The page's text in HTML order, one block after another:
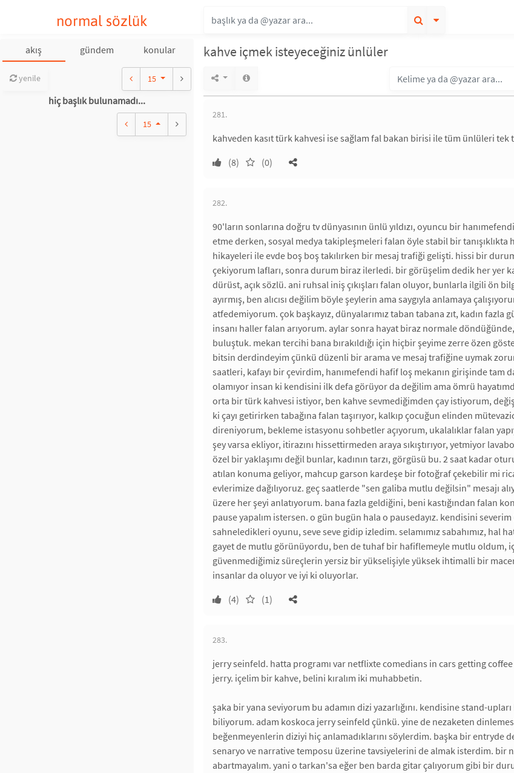
normal sözlük
akış gündem konular
yenile 15
hiç başlık bulunamadı...
15
kahve içmek isteyeceğiniz ünlüler
281.
kahveden kasıt türk kahvesi ise sağlam fal bakan birisi ile tüm ünlüleri
(8)
(0)
282.
90'ların sonlarına doğru tv dünyasının ünlü yıldızı, oyuncu bir
etme derken, sosyal medya takipleşmeleri falan öyle stabil bir
hikayeleri ile evde boş boş takılırken bir mesaj trafiği gelişti. hissi bir
çekiyorum lafları, sonra durum biraz ilerledi. bir görüşelim dedik her yer
dürüst, açık sözlü. ani ruhsal iniş çıkışları falan oluyor, bunlarla ilgili ön
ayırmış, ben alıcısı değilim böyle şeylerin ama saygıyla anlamaya
atfedemiyorum. çok başkayız, dünyalarımız taban tabana zıt, kadın fazla
insanı haller falan arıyorum. aylar sonra hayat biraz normale
buluştuk. mekan tercihi bana bırakıldığı için hiçbir şeyime zerre özen
bitsin derdindeyim çünkü düzenli bir arama ve mesaj trafiğine uymak
saatleri, kafayı bir çevirdim, hanımefendi hafif loş mekanın girişinde
olamıyor insan ki kendisini ilk defa görüyor da değilim ama ömrü
orta bir türk kahvesi istiyor, ben kahve sevmediğimden çay istiyorum,
ki çayı getirirken tabağına falan taşırıyor, kalkıp çocuğun elinden
direniyorum, bekleme istasyonu sohbetler açıyorum, ukalalıklar falan
şey varsa ekliyor, itirazını hissettirmeden araya sıkıştırıyor, yetmiyor
özel bir yaklaşımı değil bunlar, kadının tarzı, görgüsü bu. 2 saat kadar
atılan konuma geliyor, mahcup garson kardeşe bir fotoğraf çekebilir mi
evlerimize dağılıyoruz. geç saatlerde "sen galiba mutlu değilsin" mesajı
üzere her şeyi anlatıyorum. bana fazla geldiğini, beni kastığından falan
pause yapalım istersen. o gün bugün hala o pausedayız. kendisini
sahneledikleri oyunu, seve seve gidip izledim. selamımız sabahımız, hal
gayet de mutlu görünüyordu, ben de tuhaf bir hafiflemeyle mutlu oldum,
güvenmediğimiz süreçlerin yersiz bir yükselişiyle yüksek ihtimalli bir
insanlar da oluyor ve iyi ki oluyorlar.
(4)
(1)
283.
jerry seinfeld. hatta programı var netflixte comedians in cars getting
jerry. içelim bir kahve, belini kıralım iki muhabbetin.
şaka bir yana seviyorum bu adamın dizi yazarlığını. kendisine stand-
biliyorum. adam koskoca jerry seinfeld çünkü. yine de nezaketen
beğenmeyenlerin diziyi hiç anlamadıklarını söylerdim. başka bir
senaryo ve narrative temposu üzerine tavsiyelerini de almak isterdim. bir
abartmayalım. yani o tarkan'sa eğer ben barda gitar çalıyorum gibi bir